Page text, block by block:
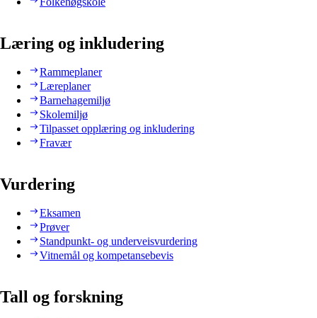
Læring og inkludering
Rammeplaner
Læreplaner
Barnehagemiljø
Skolemiljø
Tilpasset opplæring og inkludering
Fravær
Vurdering
Eksamen
Prøver
Standpunkt- og underveisvurdering
Vitnemål og kompetansebevis
Tall og forskning